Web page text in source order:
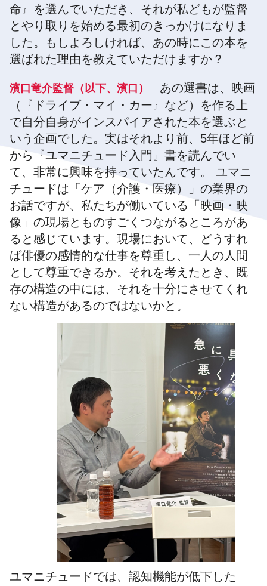
命』を選んでいただき、それが私どもが監督
とやり取りを始める最初のきっかけになりま
した。もしよろしければ、あの時にこの本を
選ばれた理由を教えていただけますか？
濱口竜介監督（以下、濱口） あの選書は、映画
（『ドライブ・マイ・カー』など）を作る上
で自分自身がインスパイアされた本を選ぶと
いう企画でした。実はそれより前、5年ほど前
から『ユマニチュード入門』書を読んでい
て、非常に興味を持っていたんです。 ユマニ
チュードは「ケア（介護・医療）」の業界の
お話ですが、私たちが働いている「映画・映
像」の現場とものすごくつながるところがあ
ると感じています。現場において、どうすれ
ば俳優の感情的な仕事を尊重し、一人の人間
として尊重できるか。それを考えたとき、既
存の構造の中には、それを十分にさせてくれ
ない構造があるのではないかと。
ユマニチュードでは、認知機能が低下した